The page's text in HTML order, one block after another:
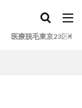
医療脱毛東京23区ラ